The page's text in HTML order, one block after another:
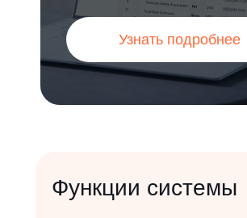
Узнать подробнее
Функции системы